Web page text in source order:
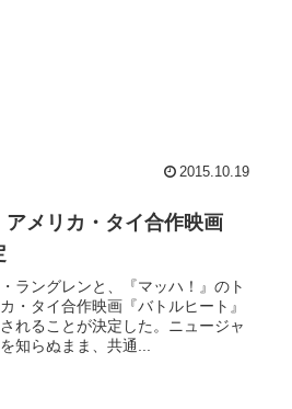
2015.10.19
アメリカ・タイ合作映画
ラングレンと、『マッハ！』のト
・タイ合作映画『バトルヒート』
れることが決定した。ニュージャ
知らぬまま、共通...